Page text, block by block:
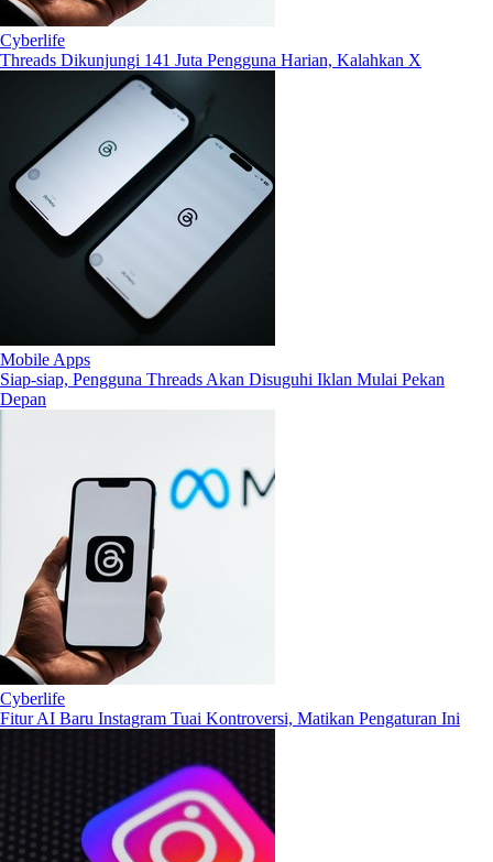
Cyberlife
Threads Dikunjungi 141 Juta Pengguna Harian, Kalahkan X
Mobile Apps
Siap-siap, Pengguna Threads Akan Disuguhi Iklan Mulai Pekan
Depan
Cyberlife
Fitur AI Baru Instagram Tuai Kontroversi, Matikan Pengaturan Ini